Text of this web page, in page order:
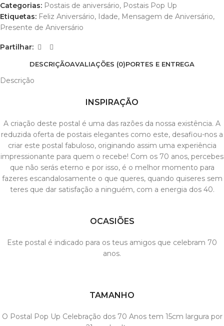
Categorias: Postais de aniversário, Postais Pop Up
Etiquetas: Feliz Aniversário, Idade, Mensagem de Aniversário,
Presente de Aniversário
Partilhar:
DESCRIÇÃOAVALIAÇÕES (0)PORTES E ENTREGA
Descrição
INSPIRAÇÃO
A criação deste postal é uma das razões da nossa existência. A
reduzida oferta de postais elegantes como este, desafiou-nos a
criar este postal fabuloso, originando assim uma experiência
impressionante para quem o recebe! Com os 70 anos, percebes
que não serás eterno e por isso, é o melhor momento para
fazeres escandalosamente o que queres, quando quiseres sem
teres que dar satisfação a ninguém, com a energia dos 40.
OCASIÕES
Este postal é indicado para os teus amigos que celebram 70
anos.
TAMANHO
O Postal Pop Up Celebração dos 70 Anos tem 15cm largura por